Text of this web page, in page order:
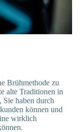
Brühmethode zu
alte Traditionen in
Sie haben durch
können und
wirklich